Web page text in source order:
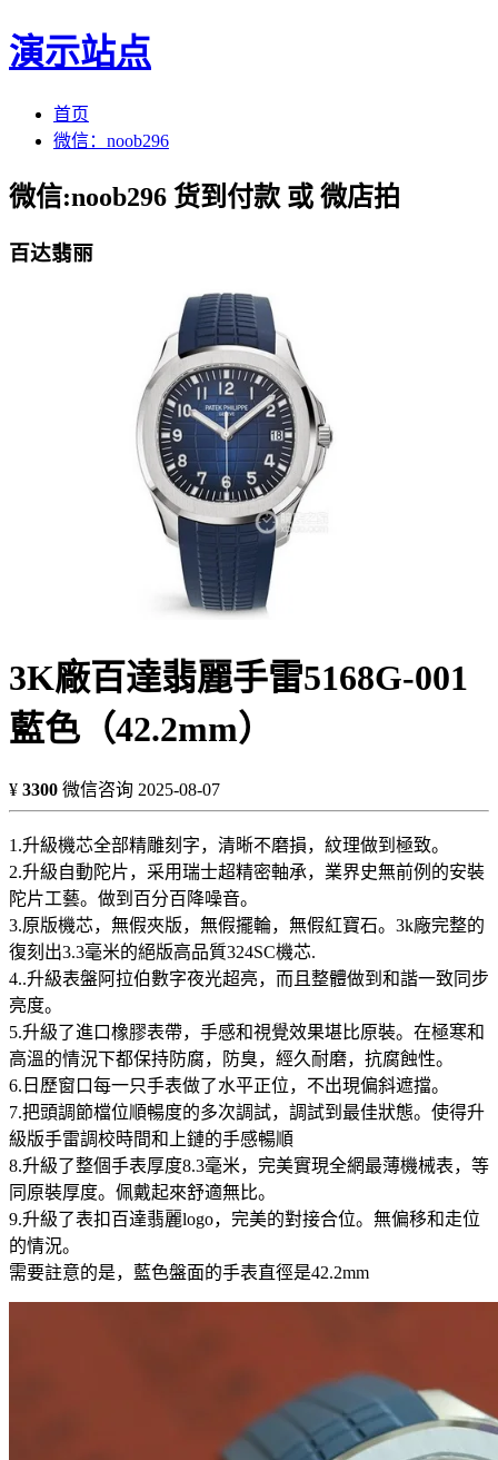
演示站点
首页
微信：noob296
微信:noob296 货到付款 或 微店拍
百达翡丽
3K廠百達翡麗手雷5168G-001
藍色（42.2mm）
¥ 3300 微信咨询 2025-08-07
1.升級機芯全部精雕刻字，清晰不磨損，紋理做到極致。
2.升級自動陀片，采用瑞士超精密軸承，業界史無前例的安裝
陀片工藝。做到百分百降噪音。
3.原版機芯，無假夾版，無假擺輪，無假紅寶石。3k廠完整的
復刻出3.3毫米的絕版高品質324SC機芯.
4..升級表盤阿拉伯數字夜光超亮，而且整體做到和諧一致同步
亮度。
5.升級了進口橡膠表帶，手感和視覺效果堪比原裝。在極寒和
高溫的情況下都保持防腐，防臭，經久耐磨，抗腐蝕性。
6.日歷窗口每一只手表做了水平正位，不出現偏斜遮擋。
7.把頭調節檔位順暢度的多次調試，調試到最佳狀態。使得升
級版手雷調校時間和上鏈的手感暢順
8.升級了整個手表厚度8.3毫米，完美實現全網最薄機械表，等
同原裝厚度。佩戴起來舒適無比。
9.升級了表扣百達翡麗logo，完美的對接合位。無偏移和走位
的情況。
需要註意的是，藍色盤面的手表直徑是42.2mm